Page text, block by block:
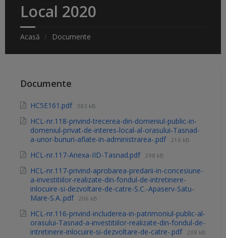
Local 2020
Acasă Documente
Documente
HC5E161.pdf 383 kB
HCL-nr.118-privind-trecerea-din-domeniul-public-in-
domeniul-privat-de-interes-local-al-orasului-Tasnad-
a-unor-bunuri-aflate-in-administrarea-.pdf 216 kB
HCL-nr.117-Anexa-IID-Tasnad.pdf 298 kB
HCL-nr.117-privind-aprobarea-predarii-in-concesiune-
a-investitiilor-realizate-din-fondul-de-intretinere-
inlocuire-si-dezvoltare-de-catre-S.C.-Apaserv-Satu-
Mare-S.A..pdf 206 kB
HCL-nr.116-privind-includerea-in-patrimoniul-public-al-
orasului-Tasnad-a-investitiilor-realizate-din-fondul-de-
intretinere-inlocuire-si-dezvoltare-de-catre-.pdf 208 kB